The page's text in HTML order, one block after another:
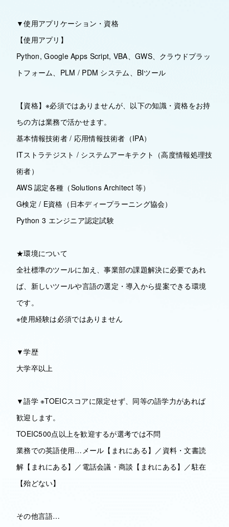
▼使用アプリケーション・資格
【使用アプリ】
Python, Google Apps Script, VBA、GWS、クラウドプラッ
トフォーム、PLM / PDM システム、BIツール
【資格】※必須ではありませんが、以下の知識・資格をお持
ちの方は業務で活かせます。
基本情報技術者 / 応用情報技術者（IPA）
ITストラテジスト / システムアーキテクト（高度情報処理技
術者）
AWS 認定各種（Solutions Architect 等）
G検定 / E資格（日本ディープラーニング協会）
Python 3 エンジニア認定試験
★環境について
全社標準のツールに加え、事業部の課題解決に必要であれ
ば、新しいツールや言語の選定・導入から提案できる環境
です。
※使用経験は必須ではありません
▼学歴
大学卒以上
▼語学 ※TOEICスコアに限定せず、同等の語学力があれば
歓迎します。
TOEIC500点以上を歓迎するが選考では不問
業務での英語使用…メール【まれにある】／資料・文書読
解【まれにある】／電話会議・商談【まれにある】／駐在
【殆どない】
その他言語…